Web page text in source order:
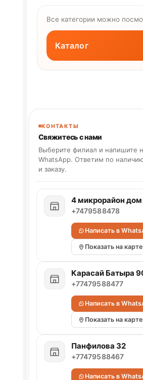
Все категории можно
Каталог
КОНТАКТЫ
Свяжитесь с нами
Выберите филиал и напишите
WhatsApp. Ответим по
и заказу.
4 микрорайон дом
+7479588478
Написать в
Показать на
Карасай Батыра
+77479588477
Написать в
Показать на
Панфилова 32
+77479588467
Написать в